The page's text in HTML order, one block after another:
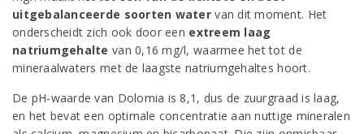
uitgebalanceerde soorten water van dit moment. Het
onderscheidt zich ook door een extreem laag
natriumgehalte van 0,16 mg/l, waarmee het tot de
mineraalwaters met de laagste natriumgehaltes hoort.
De pH-waarde van Dolomia is 8,1, dus de zuurgraad is laag,
en het bevat een optimale concentratie aan nuttige mineralen